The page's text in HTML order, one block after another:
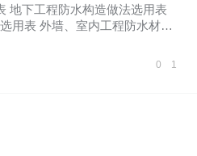
地下工程防水构造做法选用表
用表 外墙、室内工程防水材样
0 1